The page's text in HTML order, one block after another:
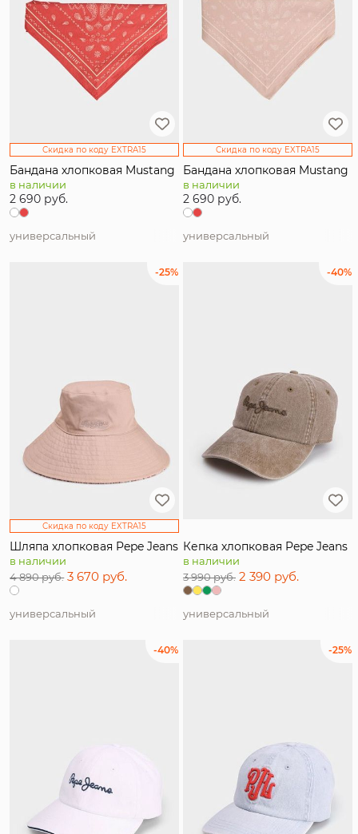
Скидка по коду EXTRA15
Бандана хлопковая Mustang
в наличии
2 690 руб.
универсальный
Скидка по коду EXTRA15
Бандана хлопковая Mustang
в наличии
2 690 руб.
универсальный
-25%
Скидка по коду EXTRA15
Шляпа хлопковая Pepe Jeans
в наличии
4 890 руб. 3 670 руб.
универсальный
-40%
Кепка хлопковая Pepe Jeans
в наличии
3 990 руб. 2 390 руб.
универсальный
-40% -25%